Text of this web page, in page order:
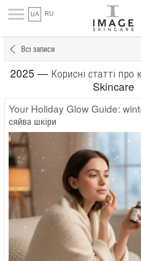
UA RU
Всі записи
2025 — Корисні статті про
Skincare
Your Holiday Glow Guide:
сяйва шкіри